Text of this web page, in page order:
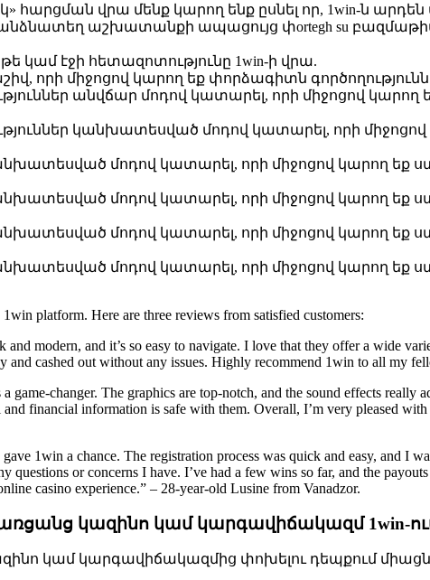
վրա մենք կարող ենք ըսնել որ, 1win-ն
աշխատանքի ապացույց փortegh su
կամ էջի հետազոտությունը 1win-ի վրա.
որի միջոցով կարող եք փորձագիտն
անվճար մոդով կատարել, որի միջոցով
կանխատեսված մոդով կատարել, որի
մոդով կատարել, որի միջոցով կարող եք
մոդով կատարել, որի միջոցով կարող եք
մոդով կատարել, որի միջոցով կարող եք
մոդով կատարել, որի միջոցով կարող եք
platform. Here are three reviews from satisfied customers:
modern, and it’s so easy to navigate. I love that they offer a wide
and cashed out without any issues. Highly recommend 1win to all my
game-changer. The graphics are top-notch, and the sound effects really
financial information is safe with them. Overall, I’m very pleased
1win a chance. The registration process was quick and easy, and I
questions or concerns I have. I’ve had a few wins so far, and the
casino experience.” – 28-year-old Lusine from Vanadzor.
առցանց կազինո կամ կարգավիճակազմ
կազինո կամ կարգավիճակազմից փոխելու դեպքում